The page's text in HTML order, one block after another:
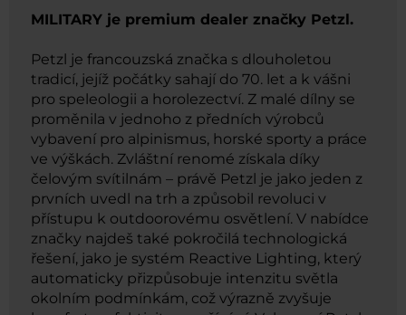
MILITARY je premium dealer značky Petzl.
Petzl je francouzská značka s dlouholetou
tradicí, jejíž počátky sahají do 70. let a k vášni
pro speleologii a horolezectví. Z malé dílny se
proměnila v jednoho z předních výrobců
vybavení pro alpinismus, horské sporty a práce
ve výškách. Zvláštní renomé získala díky
čelovým svítilnám – právě Petzl je jako jeden z
prvních uvedl na trh a způsobil revoluci v
přístupu k outdoorovému osvětlení. V nabídce
značky najdeš také pokročilá technologická
řešení, jako je systém Reactive Lighting, který
automaticky přizpůsobuje intenzitu světla
okolním podmínkám, což výrazně zvyšuje